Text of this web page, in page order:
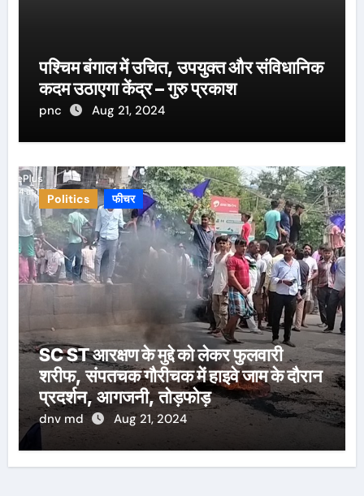
पश्चिम बंगाल में उचित, उपयुक्त और संविधानिक
कदम उठाएगा केंद्र – गुरु प्रकाश
pnc Aug 21, 2024
Politics फीचर
SC ST आरक्षण के मुद्दे को लेकर फुलवारी
शरीफ, संपतचक गौरीचक में हाइवे जाम के दौरान
प्रदर्शन, आगजनी, तोड़फोड़
dnv md Aug 21, 2024